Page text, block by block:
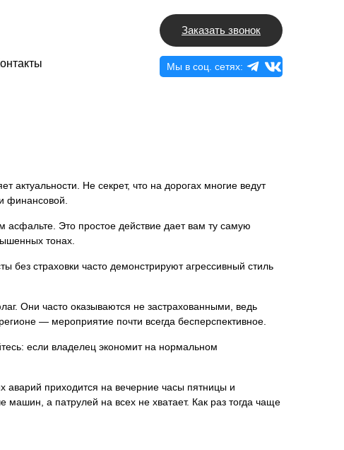
Заказать звонок
Мы в соц. сетях:
актуальности. Не секрет, что на дорогах многие ведут
финансовой.
Это простое действие дает вам ту самую
тонах.
страховки часто демонстрируют агрессивный стиль
Они часто оказываются не застрахованными, ведь
— мероприятие почти всегда бесперспективное.
если владелец экономит на нормальном
аварий приходится на вечерние часы пятницы и
а патрулей на всех не хватает. Как раз тогда чаще